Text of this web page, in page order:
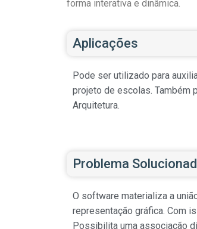
forma interativa e dinâmica.
Aplicações
Pode ser utilizado para
projeto de escolas. Também
Arquitetura.
Problema
O software materializa a
representação gráfica. Com
Possibilita uma associação